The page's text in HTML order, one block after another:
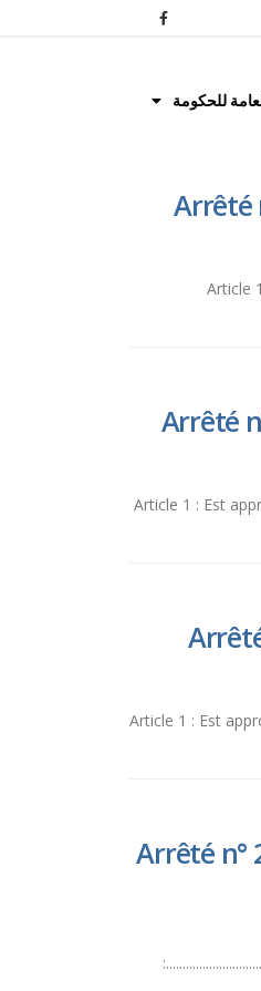
للحكومة
Arrêté
Article
Arrêté
Article 1 : Est
Article 1 : Est
Arrêté n°